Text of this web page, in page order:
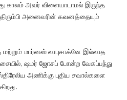
காலம் அவர் விளையாடாமல் இருந்த
அனைவரின் கவனத்தையும்
மார்னஸ் லாபுசாக்னே இல்லாத
ஷமர் ஜோசப் போன்ற வேகப்பந்து
அணிக்கு புதிய சவால்களை